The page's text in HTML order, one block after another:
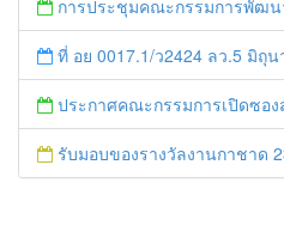
การประชุมคณะกรรมการพัฒนาชุมชนในพื้นที่รอบโรงไฟฟ้า (คพรฟ.) ครั้งที่ 2/2558 กองทุนพั
ที่ อย 0017.1/ว2424 ลว.5 มิถุนายน 2558 เรื่อง แจ้งกำหนดตรวจประเมินและให้คะแนนหน่วยงานที่สมัครเข้าร่วมโครงการพัฒนาหน่วยงานต้นแบบในการจัดตั้งศูนย์ข้อ
ประกาศคณะกรรมการเปิดซอง
รับมอบของรางวัลงานกาชาด